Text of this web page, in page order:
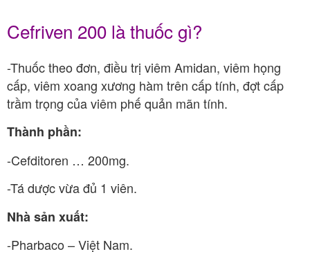
Cefriven 200 là thuốc gì?
-Thuốc theo đơn, điều trị viêm Amidan, viêm họng
cấp, viêm xoang xương hàm trên cấp tính, đợt cấp
trầm trọng của viêm phế quản mãn tính.
Thành phần:
-Cefditoren … 200mg.
-Tá dược vừa đủ 1 viên.
Nhà sản xuất:
-Pharbaco – Việt Nam.